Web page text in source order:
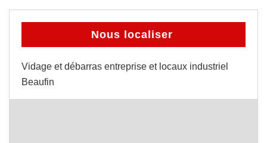
Nous localiser
Vidage et débarras entreprise et locaux industriel
Beaufin